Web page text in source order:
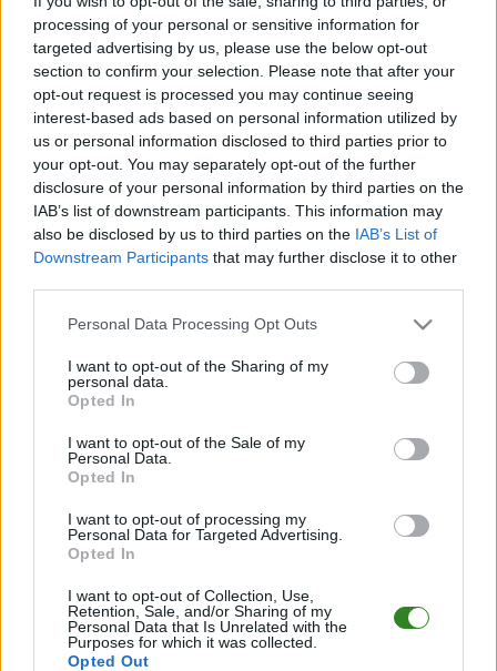
processing of your personal or sensitive information for
targeted advertising by us, please use the below opt-out
section to confirm your selection. Please note that after your
opt-out request is processed you may continue seeing
interest-based ads based on personal information utilized by
us or personal information disclosed to third parties prior to
your opt-out. You may separately opt-out of the further
disclosure of your personal information by third parties on the
IAB’s list of downstream participants. This information may
also be disclosed by us to third parties on the IAB’s List of
Downstream Participants that may further disclose it to other
Please note that this website/app uses one or more Google
not limited to your visit or usage behaviour. You may click to
grant or deny consent to Google and its third-party tags to
use your data for below specified purposes in below Google
consent section.
Personal Data Processing Opt Outs
I want to opt-out of the Sharing of my
personal data.
Opted In
I want to opt-out of the Sale of my
Personal Data.
Opted In
I want to opt-out of processing my
Personal Data for Targeted Advertising.
Opted In
I want to opt-out of Collection, Use,
Retention, Sale, and/or Sharing of my
Personal Data that Is Unrelated with the
Purposes for which it was collected.
Opted Out
Walter Opaka - występy w sezonach
SEZON LIGA MIEJSCE
2025/2026 Jarosław > Klasa B Lubaczów
9.
2024/2025
Jarosław > Klasa B Lubaczów
12.
2023/2024
Jarosław > Klasa B Lubaczów
7.
2022/2023
Jarosław > Klasa B Lubaczów
8.
2021/2022
Jarosław > Klasa B Lubaczów 8.
Walter Opaka - ostatnie mecze
Tabela: Jarosław > Klasa B Lubaczów (sezon 2026/2027)
DRUŻYNA
mecze,Pkt punkty · zwycięstwo remis
Walter Opaka - mecze rozegrane u siebie
DRUŻYNA GOLE
mecze,Pktpunkty · zwycięstwo remis porażka